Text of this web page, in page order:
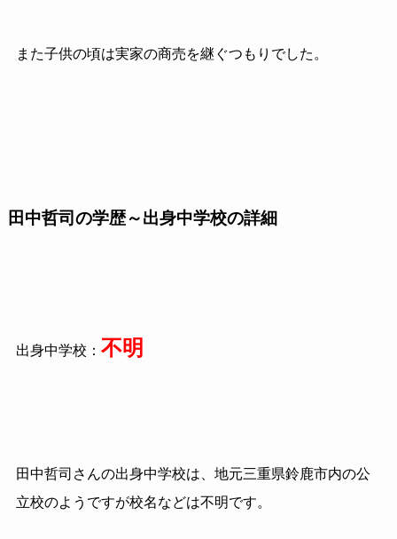
また子供の頃は実家の商売を継ぐつもりでした。
田中哲司の学歴～出身中学校の詳細
出身中学校： 不明
田中哲司さんの出身中学校は、地元三重県鈴鹿市内の公
立校のようですが校名などは不明です。